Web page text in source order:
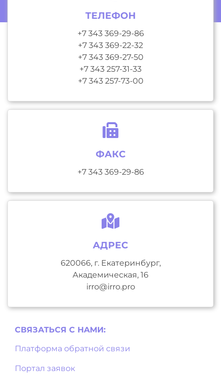
ТЕЛЕФОН
+7 343 369-29-86
+7 343 369-22-32
+7 343 369-27-50
+7 343 257-31-33
+7 343 257-73-00
ФАКС
+7 343 369-29-86
АДРЕС
620066, г. Екатеринбург,
Академическая, 16
irro@irro.pro
СВЯЗАТЬСЯ С НAМИ:
Платформа обратной связи
Портал заявок